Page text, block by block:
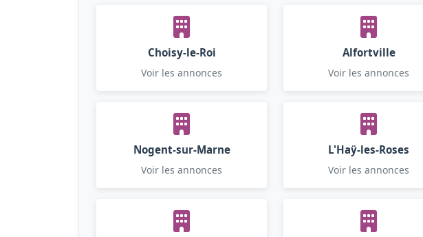
Choisy-le-Roi
Voir les annonces
Alfortville
Voir les annonces
Nogent-sur-Marne
Voir les annonces
L'Haÿ-les-Roses
Voir les annonces